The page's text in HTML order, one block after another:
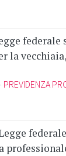
federale
la
PREVIDENZA